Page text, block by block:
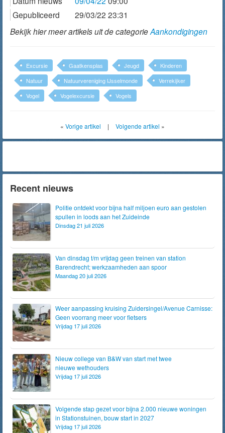
Gepubliceerd
29/03/22 23:31
Bekijk hier meer artikels uit de categorieAankondigingen
Excursie Gaatkensplas Jeugd
Kinderen
Natuur
Natuurvereniging IJsselmonde
Verrekijker
Vogel
Vogelexcursie Vogels
« Vorige artikel | Volgende artikel »
Recent nieuws
Politie ontdekt voor bijna half miljoen euro aan gestolen
spullen in loods aan het Zuideinde
Dinsdag 21 juli 2026
Van dinsdag t/m vrijdag geen treinen van station
Barendrecht; werkzaamheden aan spoor
Maandag 20 juli 2026
Weer aanpassing kruising Zuidersingel/Avenue Carnisse:
Geen voorrang meer voor fietsers
Vrijdag 17 juli 2026
Nieuw college van B&W van start met twee
nieuwe wethouders
Vrijdag 17 juli 2026
Volgende stap gezet voor bijna 2.000 nieuwe woningen
in Stationstuinen, bouw start in 2027
Vrijdag 17 juli 2026